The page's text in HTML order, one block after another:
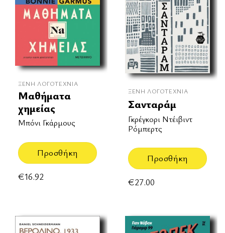
ΞΈΝΗ ΛΟΓΟΤΕΧΝΊΑ
Μαθήματα
χημείας
Μπόνι Γκάρμους
Προσθήκη
€16.92
ΞΈΝΗ ΛΟΓΟΤΕΧΝΊΑ
Σανταράμ
Γκρέγκορι Ντέιβιντ
Ρόμπερτς
Προσθήκη
€27.00